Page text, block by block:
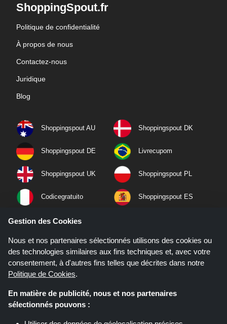
ShoppingSpout.fr
Politique de confidentialité
À propos de nous
Contactez-nous
Juridique
Blog
Shoppingspout AU Shoppingspout DK
Shoppingspout DE Livrecupom
Shoppingspout UK Shoppingspout PL
Codicegratuito Shoppingspout ES
Shoppingspout NL
Shoppingspout PT Shoppingspout NO
Gestion des Cookies
Nous et nos partenaires sélectionnés utilisons des cookies ou
des technologies similaires aux fins techniques et, avec votre
consentement, à d'autres fins telles que décrites dans notre
Politique de Cookies.
En matière de publicité, nous et nos partenaires
sélectionnés pouvons :